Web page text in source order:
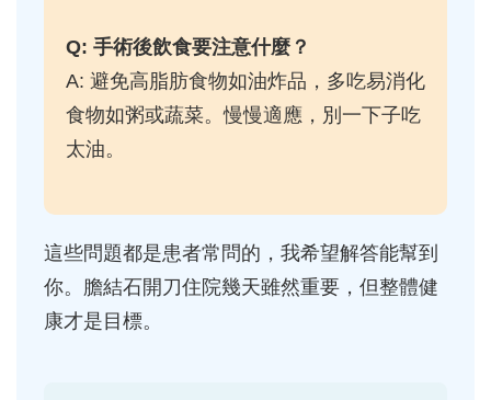
Q: 手術後飲食要注意什麼？
A: 避免高脂肪食物如油炸品，多吃易消化
食物如粥或蔬菜。慢慢適應，別一下子吃
太油。
這些問題都是患者常問的，我希望解答能幫到
你。膽結石開刀住院幾天雖然重要，但整體健
康才是目標。